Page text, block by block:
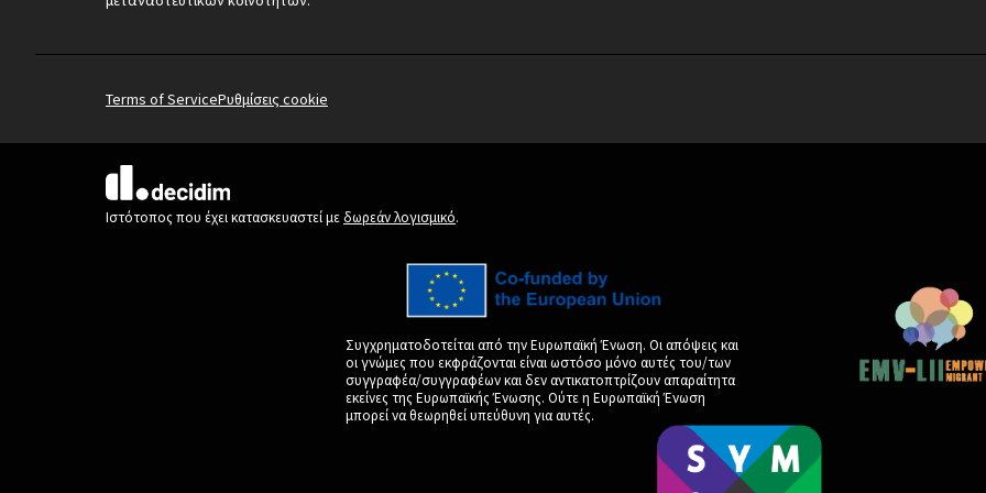
Terms of ServiceΡυθμίσεις cookie
(Εξωτερική σύνδεση)
Ιστότοπος που έχει κατασκευαστεί με δωρεάν λογισμικό.
Συγχρηματοδοτείται από την Ευρωπαϊκή Ένωση. Οι απόψεις και
οι γνώμες που εκφράζονται είναι ωστόσο μόνο αυτές του/των
συγγραφέα/συγγραφέων και δεν αντικατοπτρίζουν απαραίτητα
εκείνες της Ευρωπαϊκής Ένωσης. Ούτε η Ευρωπαϊκή Ένωση
μπορεί να θεωρηθεί υπεύθυνη για αυτές.